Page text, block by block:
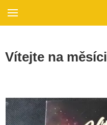
Vítejte na měsíci